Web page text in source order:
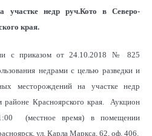
участке недр руч.Кото в Северо-
края.
с приказом от 24.10.2018 № 825
недрами с целью разведки и
месторождений на участке недр
районе Красноярского края. Аукцион
(местное время) в помещении
ул. Карла Маркса, 62, оф. 406.